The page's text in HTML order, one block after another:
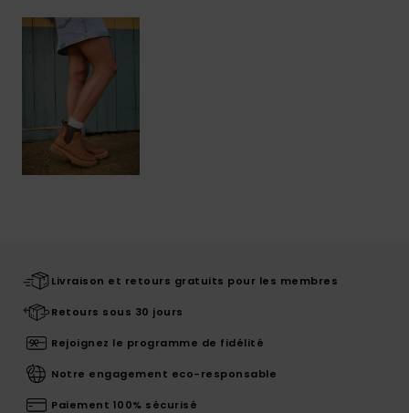
Livraison et retours gratuits pour les membres
Retours sous 30 jours
Rejoignez le programme de fidélité
Notre engagement eco-responsable
Paiement 100% sécurisé